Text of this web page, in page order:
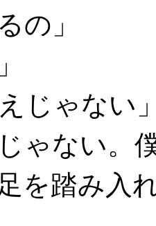
の」
じゃない
ゃない。
を踏み入